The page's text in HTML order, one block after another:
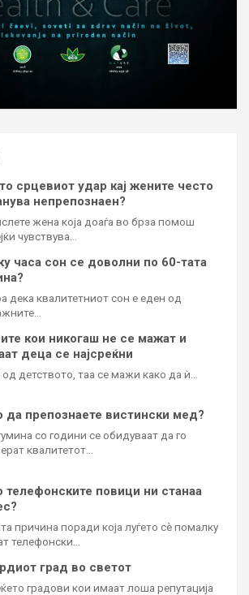
срцевиот удар кај жените често
непрепознаен?
жена која доаѓа во брза помош
чувствува…
часа сон се доволни по 60-тата
дека квалитетниот сон е еден од
кои никогаш не се мажат и
деца се најсреќни
од детството, таа се мажи како да ѝ…
да препознаете вистински мед?
со години се обидуваат да го
квалитетот…
телефонските повици ни станаа
причина поради која луѓето сè помалку
телефонски…
град во светот
градови кои имаат лоша репутација